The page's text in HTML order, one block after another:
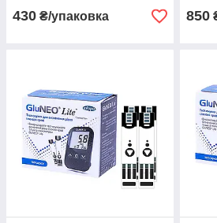
купівлі через "Prom Оплата".
у разі замовлення в точку
430 ₴/упаковка 850